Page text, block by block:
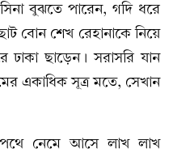
বুঝতে পারেন, গদি ধরে
বোন শেখ রেহানাকে নিয়ে
ঢাকা ছাড়েন। সরাসরি যান
একাধিক সূত্র মতে, সেখান
নেমে আসে লাখ লাখ